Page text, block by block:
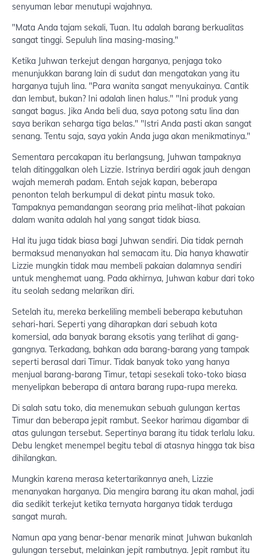
senyuman lebar menutupi wajahnya.
"Mata Anda tajam sekali, Tuan. Itu adalah barang berkualitas
sangat tinggi. Sepuluh lina masing-masing."
Ketika Juhwan terkejut dengan harganya, penjaga toko
menunjukkan barang lain di sudut dan mengatakan yang itu
harganya tujuh lina. "Para wanita sangat menyukainya. Cantik
dan lembut, bukan? Ini adalah linen halus." "Ini produk yang
sangat bagus. Jika Anda beli dua, saya potong satu lina dan
saya berikan seharga tiga belas." "Istri Anda pasti akan sangat
senang. Tentu saja, saya yakin Anda juga akan menikmatinya."
Sementara percakapan itu berlangsung, Juhwan tampaknya
telah ditinggalkan oleh Lizzie. Istrinya berdiri agak jauh dengan
wajah memerah padam. Entah sejak kapan, beberapa
penonton telah berkumpul di dekat pintu masuk toko.
Tampaknya pemandangan seorang pria melihat-lihat pakaian
dalam wanita adalah hal yang sangat tidak biasa.
Hal itu juga tidak biasa bagi Juhwan sendiri. Dia tidak pernah
bermaksud menanyakan hal semacam itu. Dia hanya khawatir
Lizzie mungkin tidak mau membeli pakaian dalamnya sendiri
untuk menghemat uang. Pada akhirnya, Juhwan kabur dari toko
itu seolah sedang melarikan diri.
Setelah itu, mereka berkeliling membeli beberapa kebutuhan
sehari-hari. Seperti yang diharapkan dari sebuah kota
komersial, ada banyak barang eksotis yang terlihat di gang-
gangnya. Terkadang, bahkan ada barang-barang yang tampak
seperti berasal dari Timur. Tidak banyak toko yang hanya
menjual barang-barang Timur, tetapi sesekali toko-toko biasa
menyelipkan beberapa di antara barang rupa-rupa mereka.
Di salah satu toko, dia menemukan sebuah gulungan kertas
Timur dan beberapa jepit rambut. Seekor harimau digambar di
atas gulungan tersebut. Sepertinya barang itu tidak terlalu laku.
Debu lengket menempel begitu tebal di atasnya hingga tak bisa
dihilangkan.
Mungkin karena merasa ketertarikannya aneh, Lizzie
menanyakan harganya. Dia mengira barang itu akan mahal, jadi
dia sedikit terkejut ketika ternyata harganya tidak terduga
sangat murah.
Namun apa yang benar-benar menarik minat Juhwan bukanlah
gulungan tersebut, melainkan jepit rambutnya. Jepit rambut itu